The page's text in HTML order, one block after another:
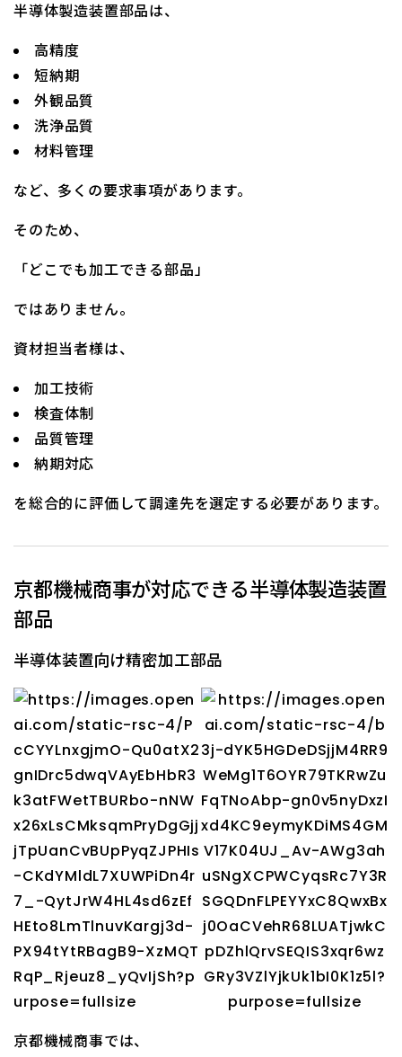
半導体製造装置部品は、
高精度
短納期
外観品質
洗浄品質
材料管理
など、多くの要求事項があります。
そのため、
「どこでも加工できる部品」
ではありません。
資材担当者様は、
加工技術
検査体制
品質管理
納期対応
を総合的に評価して調達先を選定する必要があります。
京都機械商事が対応できる半導体製造装置
部品
半導体装置向け精密加工部品
京都機械商事では、